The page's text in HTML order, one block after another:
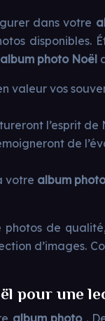
dans votre
disponibles.
photo Noël
vos
l’esprit de
de
votre album
de
d’images.
pour une
album photo .